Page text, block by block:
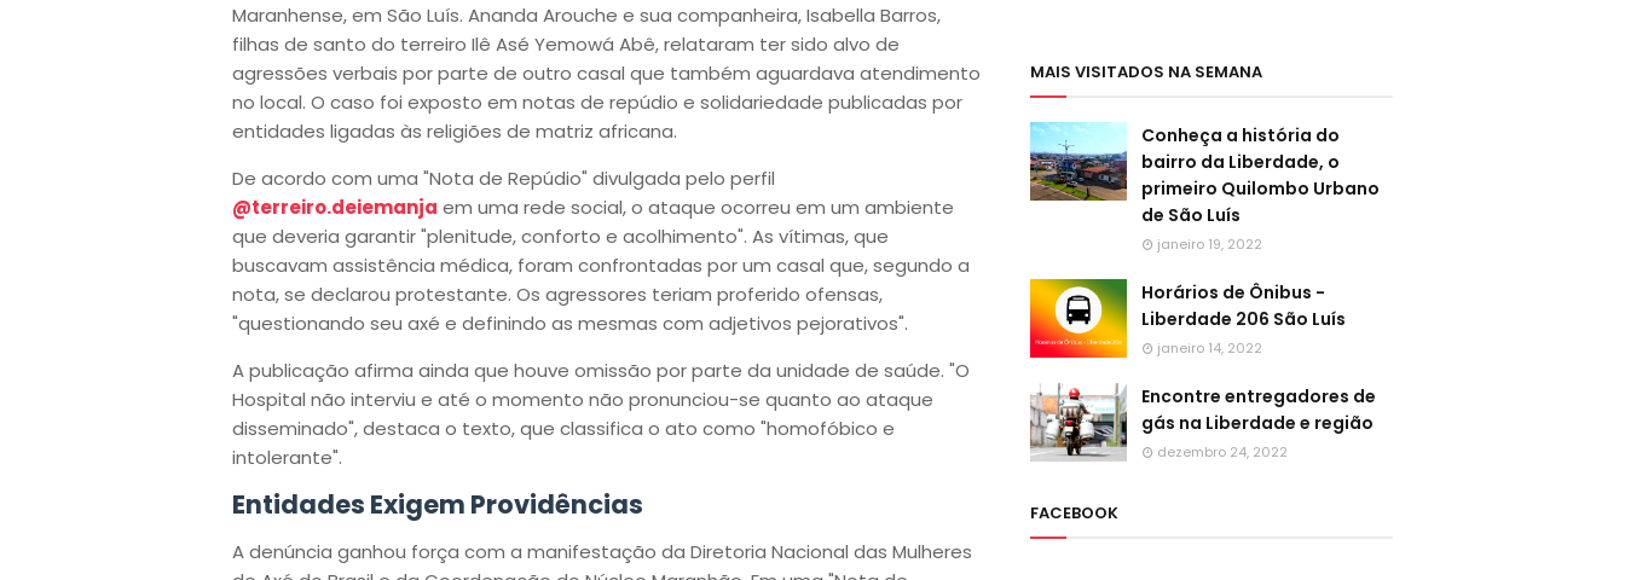
Maranhense, em São Luís. Ananda Arouche e sua companheira, Isabella Barros,
filhas de santo do terreiro Ilê Asé Yemowá Abê, relataram ter sido alvo de
agressões verbais por parte de outro casal que também aguardava atendimento
no local. O caso foi exposto em notas de repúdio e solidariedade publicadas por
entidades ligadas às religiões de matriz africana.
De acordo com uma "Nota de Repúdio" divulgada pelo perfil
@terreiro.deiemanja em uma rede social, o ataque ocorreu em um ambiente
que deveria garantir "plenitude, conforto e acolhimento". As vítimas, que
buscavam assistência médica, foram confrontadas por um casal que, segundo a
nota, se declarou protestante. Os agressores teriam proferido ofensas,
"questionando seu axé e definindo as mesmas com adjetivos pejorativos".
A publicação afirma ainda que houve omissão por parte da unidade de saúde. "O
Hospital não interviu e até o momento não pronunciou-se quanto ao ataque
disseminado", destaca o texto, que classifica o ato como "homofóbico e
intolerante".
Entidades Exigem Providências
A denúncia ganhou força com a manifestação da Diretoria Nacional das Mulheres
MAIS VISITADOS NA SEMANA
Conheça a história do
bairro da Liberdade, o
primeiro Quilombo Urbano
de São Luís
janeiro 19, 2022
Horários de Ônibus -
Liberdade 206 São Luís
janeiro 14, 2022
Encontre entregadores de
gás na Liberdade e região
dezembro 24, 2022
FACEBOOK